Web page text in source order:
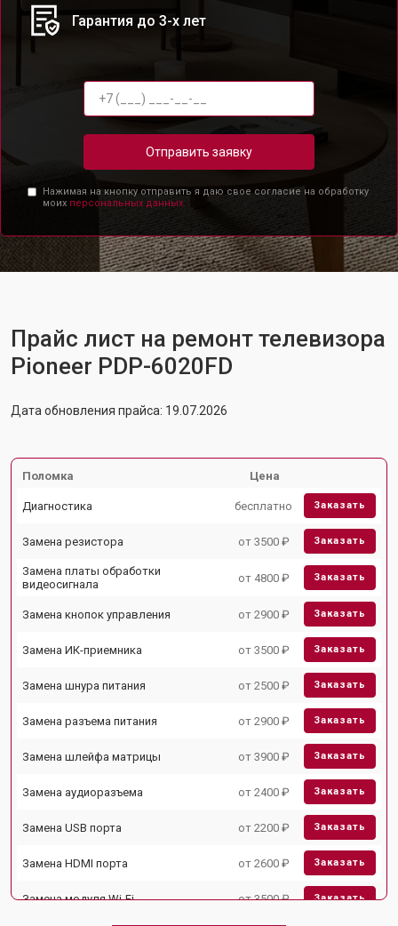
Гарантия до 3-х лет
Отправить заявку
Нажимая на кнопку отправить я даю свое согласие на обработку
моих персональных данных.
Прайс лист на ремонт телевизора
Pioneer PDP-6020FD
Дата обновления прайса: 19.07.2026
Поломка Цена
Диагностика бесплатно Заказать
Замена резистора от 3500 ₽ Заказать
Замена платы обработки
видеосигнала
от 4800 ₽ Заказать
Замена кнопок управления от 2900 ₽ Заказать
Замена ИК-приемника от 3500 ₽ Заказать
Замена шнура питания от 2500 ₽ Заказать
Замена разъема питания от 2900 ₽ Заказать
Замена шлейфа матрицы от 3900 ₽ Заказать
Замена аудиоразъема от 2400 ₽ Заказать
Замена USB порта от 2200 ₽ Заказать
Замена HDMI порта от 2600 ₽ Заказать
Замена модуля Wi-Fi от 3500 ₽ Заказать